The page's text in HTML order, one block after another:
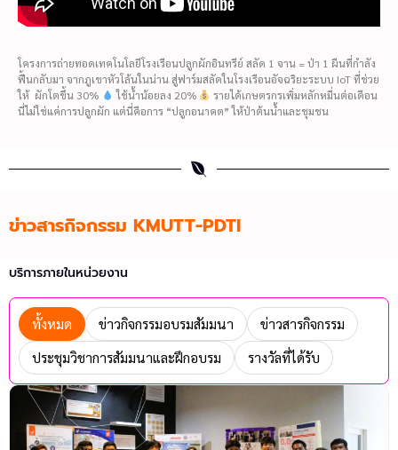
โครงการถ่ายทอดเทคโนโลยีโรงเรือนปลูกผักอินทรีย์ สลัด 1 จาน = ป่า 1 ผืนที่กำลัง
ฟื้นกลับมา จากภูเขาหัวโล้นในน่าน สู่ฟาร์มสลัดในโรงเรือนอัจฉริยะระบบ IoT ที่ช่วย
ให้ ผักโตขึ้น 30%
ใช้น้ำน้อยลง 20%
รายได้เกษตรกรเพิ่มหลักหมื่นต่อเดือน
นี่ไม่ใช่แค่การปลูกผัก แต่นี่คือการ “ปลูกอนาคต” ให้ป่าต้นน้ำและชุมชน
ข่าวสารกิจกรรม KMUTT-PDTI
บริการภายในหน่วยงาน
ทั้งหมด ข่าวกิจกรรมอบรมสัมมนา
ข่าวสารกิจกรรม
ประชุมวิชาการสัมมนาและฝึกอบรม
รางวัลที่ได้รับ